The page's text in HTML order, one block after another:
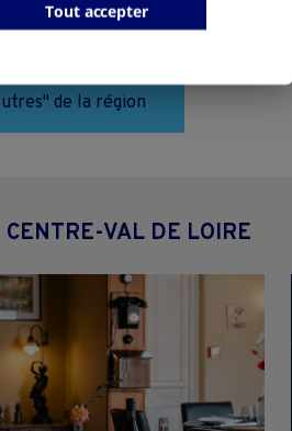
de la région
VAL DE LOIRE
Tout accepter